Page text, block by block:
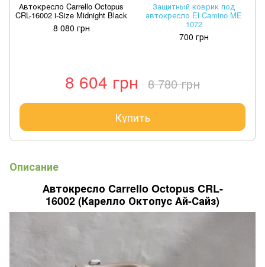
Автокресло Carrello Octopus
CRL-16002 i-Size Midnight Black
8 080 грн
Защитный коврик под
автокресло El Camino ME
1072
700 грн
8 604 грн 8 780 грн
Купить
Описание
Автокресло Carrello Octopus CRL-
16002 (Карелло Октопус Ай-Сайз)